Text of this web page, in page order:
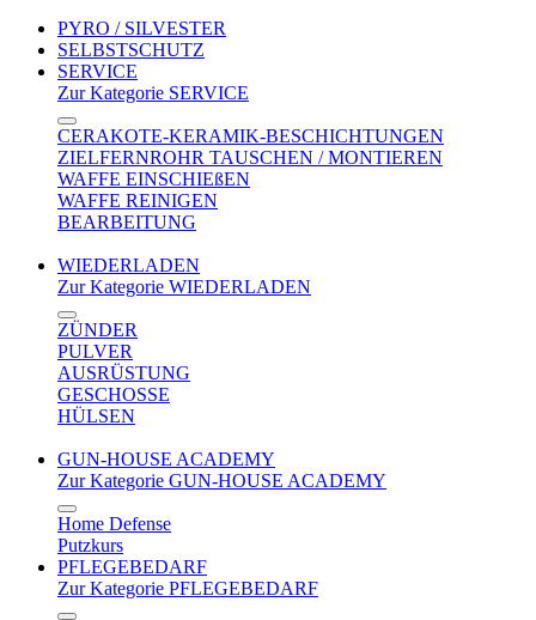
PYRO / SILVESTER
SELBSTSCHUTZ
SERVICE
Zur Kategorie SERVICE
CERAKOTE-KERAMIK-BESCHICHTUNGEN
ZIELFERNROHR TAUSCHEN / MONTIEREN
WAFFE EINSCHIEßEN
WAFFE REINIGEN
BEARBEITUNG
WIEDERLADEN
Zur Kategorie WIEDERLADEN
ZÜNDER
PULVER
AUSRÜSTUNG
GESCHOSSE
HÜLSEN
GUN-HOUSE ACADEMY
Zur Kategorie GUN-HOUSE ACADEMY
Home Defense
Putzkurs
PFLEGEBEDARF
Zur Kategorie PFLEGEBEDARF